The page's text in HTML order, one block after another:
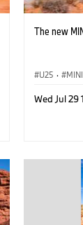
The new
U25 · MINI
Wed Jul 29